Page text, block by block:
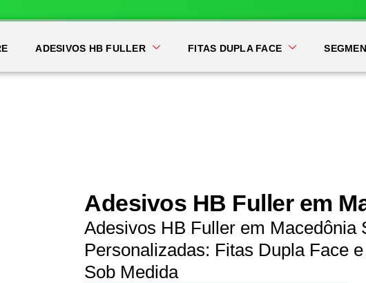
ADESIVOS HB FULLER FITAS DUPLA FACE
Adesivos HB Fuller em
Adesivos HB Fuller em Macedônia
Personalizadas: Fitas Dupla Face
Sob Medida